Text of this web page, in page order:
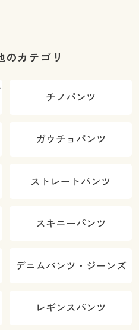
のカテゴリ
チノパンツ
ガウチョパンツ
ストレートパンツ
スキニーパンツ
デニムパンツ・ジーンズ
レギンスパンツ